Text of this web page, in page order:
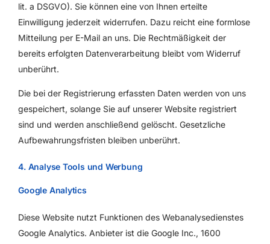
lit. a DSGVO). Sie können eine von Ihnen erteilte
Einwilligung jederzeit widerrufen. Dazu reicht eine formlose
Mitteilung per E-Mail an uns. Die Rechtmäßigkeit der
bereits erfolgten Datenverarbeitung bleibt vom Widerruf
unberührt.
Die bei der Registrierung erfassten Daten werden von uns
gespeichert, solange Sie auf unserer Website registriert
sind und werden anschließend gelöscht. Gesetzliche
Aufbewahrungsfristen bleiben unberührt.
4. Analyse Tools und Werbung
Google Analytics
Diese Website nutzt Funktionen des Webanalysedienstes
Google Analytics. Anbieter ist die Google Inc., 1600